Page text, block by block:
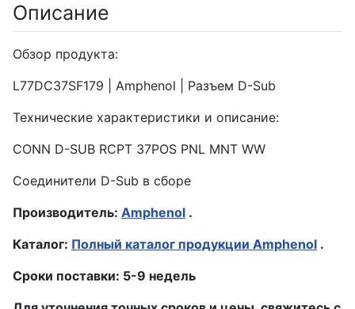
Описание
Обзор продукта:
L77DC37SF179 | Amphenol | Разъем D-Sub
Технические характеристики и описание:
CONN D-SUB RCPT 37POS PNL MNT WW
Соединители D-Sub в сборе
Производитель: Amphenol .
Каталог: Полный каталог продукции Amphenol .
Сроки поставки: 5-9 недель